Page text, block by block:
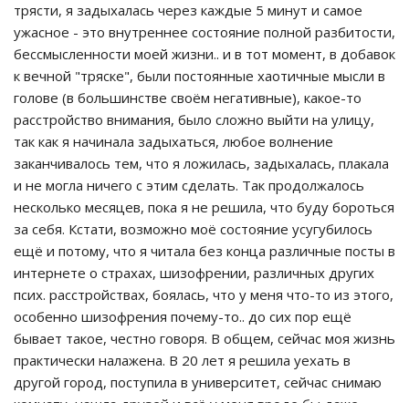
трясти, я задыхалась через каждые 5 минут и самое
ужасное - это внутреннее состояние полной разбитости,
бессмысленности моей жизни.. и в тот момент, в добавок
к вечной "тряске", были постоянные хаотичные мысли в
голове (в большинстве своём негативные), какое-то
расстройство внимания, было сложно выйти на улицу,
так как я начинала задыхаться, любое волнение
заканчивалось тем, что я ложилась, задыхалась, плакала
и не могла ничего с этим сделать. Так продолжалось
несколько месяцев, пока я не решила, что буду бороться
за себя. Кстати, возможно моё состояние усугубилось
ещё и потому, что я читала без конца различные посты в
интернете о страхах, шизофрении, различных других
псих. расстройствах, боялась, что у меня что-то из этого,
особенно шизофрения почему-то.. до сих пор ещё
бывает такое, честно говоря. В общем, сейчас моя жизнь
практически налажена. В 20 лет я решила уехать в
другой город, поступила в университет, сейчас снимаю